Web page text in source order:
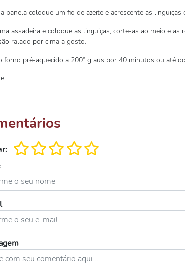
panela coloque um fio de azeite e acrescente as linguiças
assadeira e coloque as linguiças, corte-as ao meio e as
ralado por cima a gosto.
forno pré-aquecido a 200° graus por 40 minutos ou até